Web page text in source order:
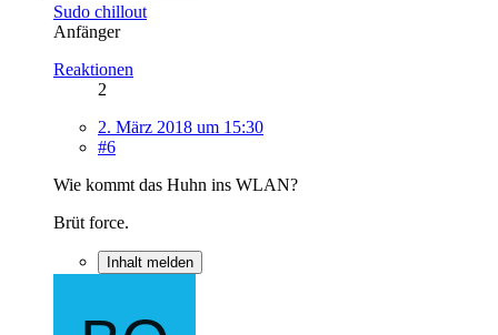
Sudo chillout
Anfänger
Reaktionen
2
2. März 2018 um 15:30
#6
Wie kommt das Huhn ins WLAN?
Brüt force.
Inhalt melden